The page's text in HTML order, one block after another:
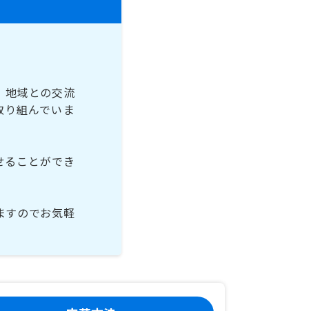
地域との交流
組んでいま
ことができ
すのでお気軽